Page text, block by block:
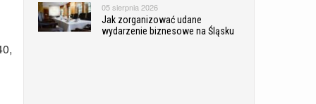
05 sierpnia 2026
Jak zorganizować udane
wydarzenie biznesowe na Śląsku